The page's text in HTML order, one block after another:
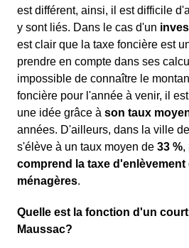
est différent, ainsi, il est difficile
y sont liés. Dans le cas d'un
est clair que la taxe foncière est
prendre en compte dans ses
impossible de connaître le
foncière pour l'année à venir, il
une idée grâce à son taux
années. D'ailleurs, dans la ville de
s'élève à un taux moyen de 33 %,
comprend la taxe
ménagères.
Quelle est la fonction d'un
Maussac?